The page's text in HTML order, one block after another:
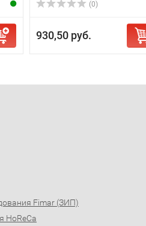
(0)
930,50 руб.
Fimar (ЗИП)
HoReCa